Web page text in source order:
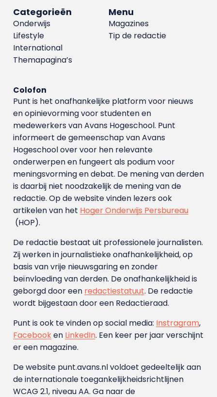
Menu
Magazines
Tip de redactie
Categorieën
Onderwijs
Lifestyle
International
Themapagina’s
Colofon
Punt is het onafhankelijke platform voor nieuws
en opinievorming voor studenten en
medewerkers van Avans Hoge­school. Punt
informeert de gemeenschap van Avans
Hogeschool over voor hen relevante
onderwerpen en fungeert als podium voor
meningsvorming en debat. De mening van derden
is daarbij niet noodzakelijk de mening van de
redactie. Op de website vinden lezers ook
artikelen van het Hoger Onderwijs Persbureau
(HOP).
De redactie bestaat uit professionele journalisten.
Zij werken in journalistieke onafhankelijkheid, op
basis van vrije nieuwsgaring en zonder
beïnvloeding van derden. De onafhankelijkheid is
geborgd door een redactiestatuut. De redactie
wordt bijgestaan door een Redactieraad.
Punt is ook te vinden op social media: Instragram,
Facebooken LinkedIn. Een keer per jaar verschijnt
er een magazine.
De website punt.avans.nl voldoet gedeeltelijk aan
de internationale toegankelijkheidsrichtlijnen
WCAG 2.1, niveau AA. Ga naar de